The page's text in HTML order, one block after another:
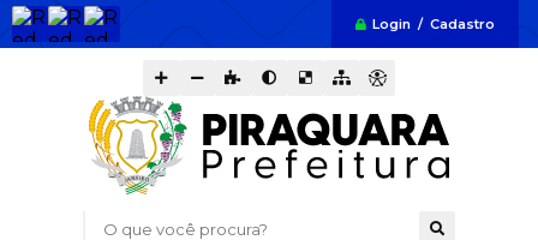
Login / Cadastro
O que você procura?